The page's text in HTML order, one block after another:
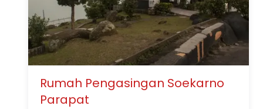
Rumah Pengasingan Soekarno
Parapat